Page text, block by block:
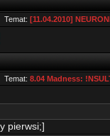
Temat: [11.04.2010]
Temat: 8.04 Madness:
pierwsi;]